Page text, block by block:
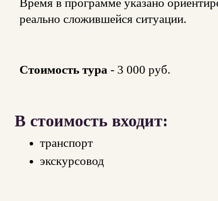
Время в программе указано
реально сложившейся ситуации.
Стоимость тура - 3 000 руб.
В стоимость входит:
транспорт
экскурсовод